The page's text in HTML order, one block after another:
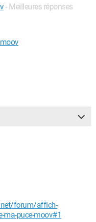
- Meilleures réponses
forum/affich-
ma-puce-moov#1